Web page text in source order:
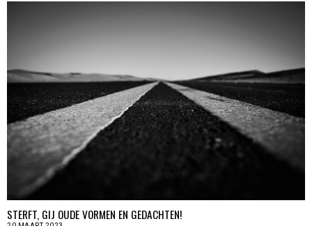
STERFT, GIJ OUDE VORMEN EN GEDACHTEN!